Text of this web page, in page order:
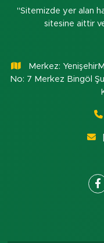
"Sitemizde yer alan
sitesine aittir
Merkez:
No: 7 Merkez Bingöl